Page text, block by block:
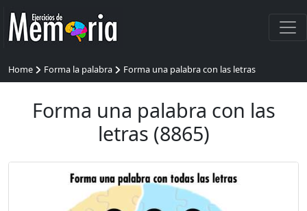
Home Forma la palabra Forma una palabra con las letras
Forma una palabra con las
letras (8865)